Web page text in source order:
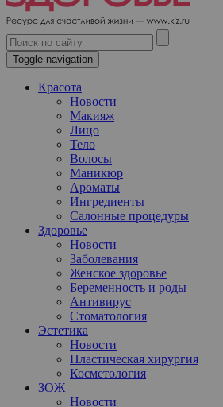
Toggle navigation
Красота
Новости
Макияж
Лицо
Тело
Волосы
Маникюр
Ароматы
Ингредиенты
Салонные процедуры
Здоровье
Новости
Заболевания
Женское здоровье
Беременность и роды
Антивирус
Стоматология
Эстетика
Новости
Пластическая хирургия
Косметология
ЗОЖ
Новости